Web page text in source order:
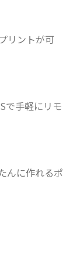
リントが可
で手軽にリモ
んに作れるポ